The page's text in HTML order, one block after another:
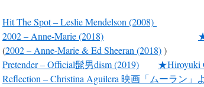
Hit The Spot – Leslie Mendelson (2008)
2002 – Anne-Marie (2018)
(2002 – Anne-Marie & Ed Sheeran (2018))
Pretender – Official髭男dism (2019)
★Hiroyuki
Reflection – Christina Aguilera 映画「ムーラン」